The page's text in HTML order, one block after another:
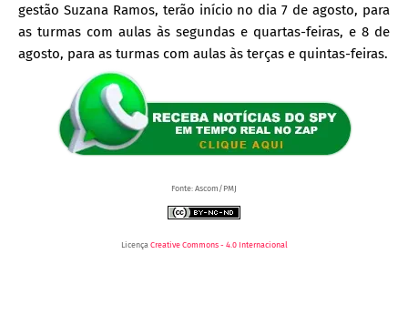
gestão Suzana Ramos, terão início no dia 7 de agosto, para
as turmas com aulas às segundas e quartas-feiras, e 8 de
agosto, para as turmas com aulas às terças e quintas-feiras.
Fonte: Ascom/PMJ
Licença Creative Commons - 4.0 Internacional